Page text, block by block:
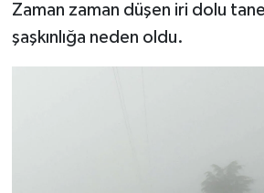
Zaman zaman düşen iri dolu
şaşkınlığa neden oldu.